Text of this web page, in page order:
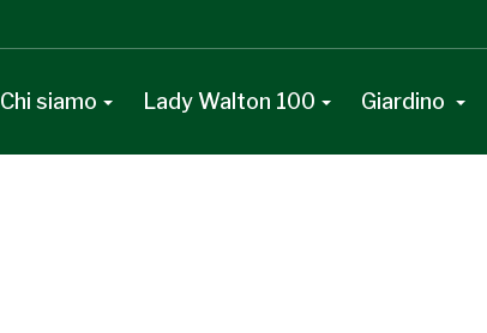
Chi siamo Lady Walton 100 Giardino